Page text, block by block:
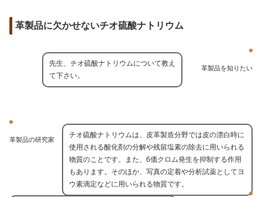
革製品に欠かせないチオ硫酸ナトリウム
革製品を知りたい
先生、チオ硫酸ナトリウムについて教え
て下さい。
革製品の研究家
チオ硫酸ナトリウムは、皮革製造分野では皮の漂白時に
使用される酸化剤の分解や残留塩素の除去に用いられる
物質のことです。また、6価クロム発生を抑制する作用
もあります。そのほか、写真の定着や分析試薬としてヨ
ウ素滴定などに用いられる物質です。